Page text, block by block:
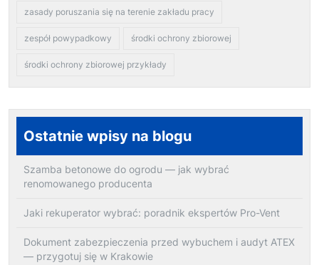
zasady poruszania się na terenie zakładu pracy
zespół powypadkowy środki ochrony zbiorowej
środki ochrony zbiorowej przykłady
Ostatnie wpisy na blogu
Szamba betonowe do ogrodu — jak wybrać
renomowanego producenta
Jaki rekuperator wybrać: poradnik ekspertów Pro-Vent
Dokument zabezpieczenia przed wybuchem i audyt ATEX
— przygotuj się w Krakowie